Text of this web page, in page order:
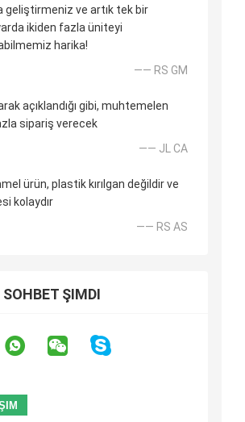
geliştirmeniz ve artık tek bir
ikiden fazla üniteyi
harika!
—— RS GM
açıklandığı gibi, muhtemelen
sipariş verecek
—— JL CA
ürün, plastik kırılgan değildir ve
kolaydır
—— RS AS
SOHBET ŞIMDI